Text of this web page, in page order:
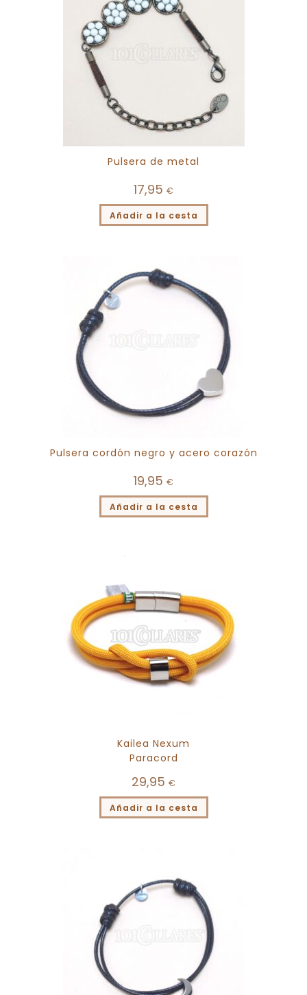
Pulsera de metal
17,95 €
Añadir a la cesta
Pulsera cordón negro y acero corazón
19,95 €
Añadir a la cesta
Kailea Nexum
Paracord
29,95 €
Añadir a la cesta